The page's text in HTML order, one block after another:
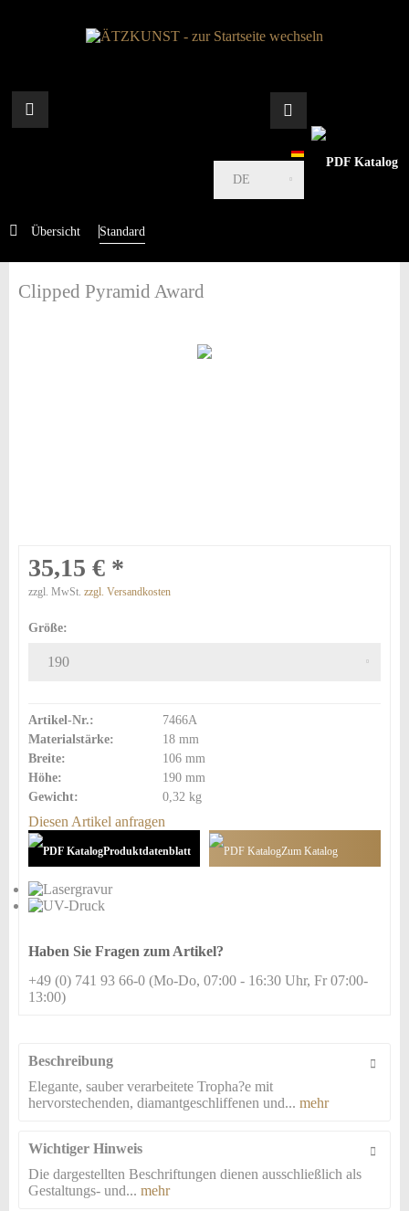
Übersicht Standard
Clipped Pyramid Award
35,15 € *
zzgl. MwSt. zzgl. Versandkosten
Größe:
Artikel-Nr.:
7466A
Materialstärke:
18 mm
Breite:
106 mm
Höhe:
190 mm
Gewicht:
0,32 kg
Diesen Artikel anfragen
Produktdatenblatt Zum Katalog
Haben Sie Fragen zum Artikel?
+49 (0) 741 93 66-0 (Mo-Do, 07:00 - 16:30 Uhr, Fr 07:00-
13:00)
Beschreibung
Elegante, sauber verarbeitete Tropha?e mit
hervorstechenden, diamantgeschliffenen und... mehr
Wichtiger Hinweis
Die dargestellten Beschriftungen dienen ausschließlich als
Gestaltungs- und... mehr